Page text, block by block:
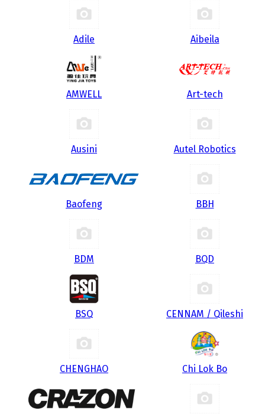
Adile Aibeila
AMWELL Art-tech
Ausini Autel Robotics
Baofeng BBH
BDM BQD
BSQ CENNAM / Qileshi
CHENGHAO Chi Lok Bo